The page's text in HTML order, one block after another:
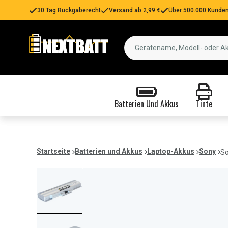
30 Tag Rückgaberecht Versand ab 2,99 € Über 500.000
Batterien Und Akkus Tinte
Startseite Batterien und Akkus Laptop-Akkus Sony